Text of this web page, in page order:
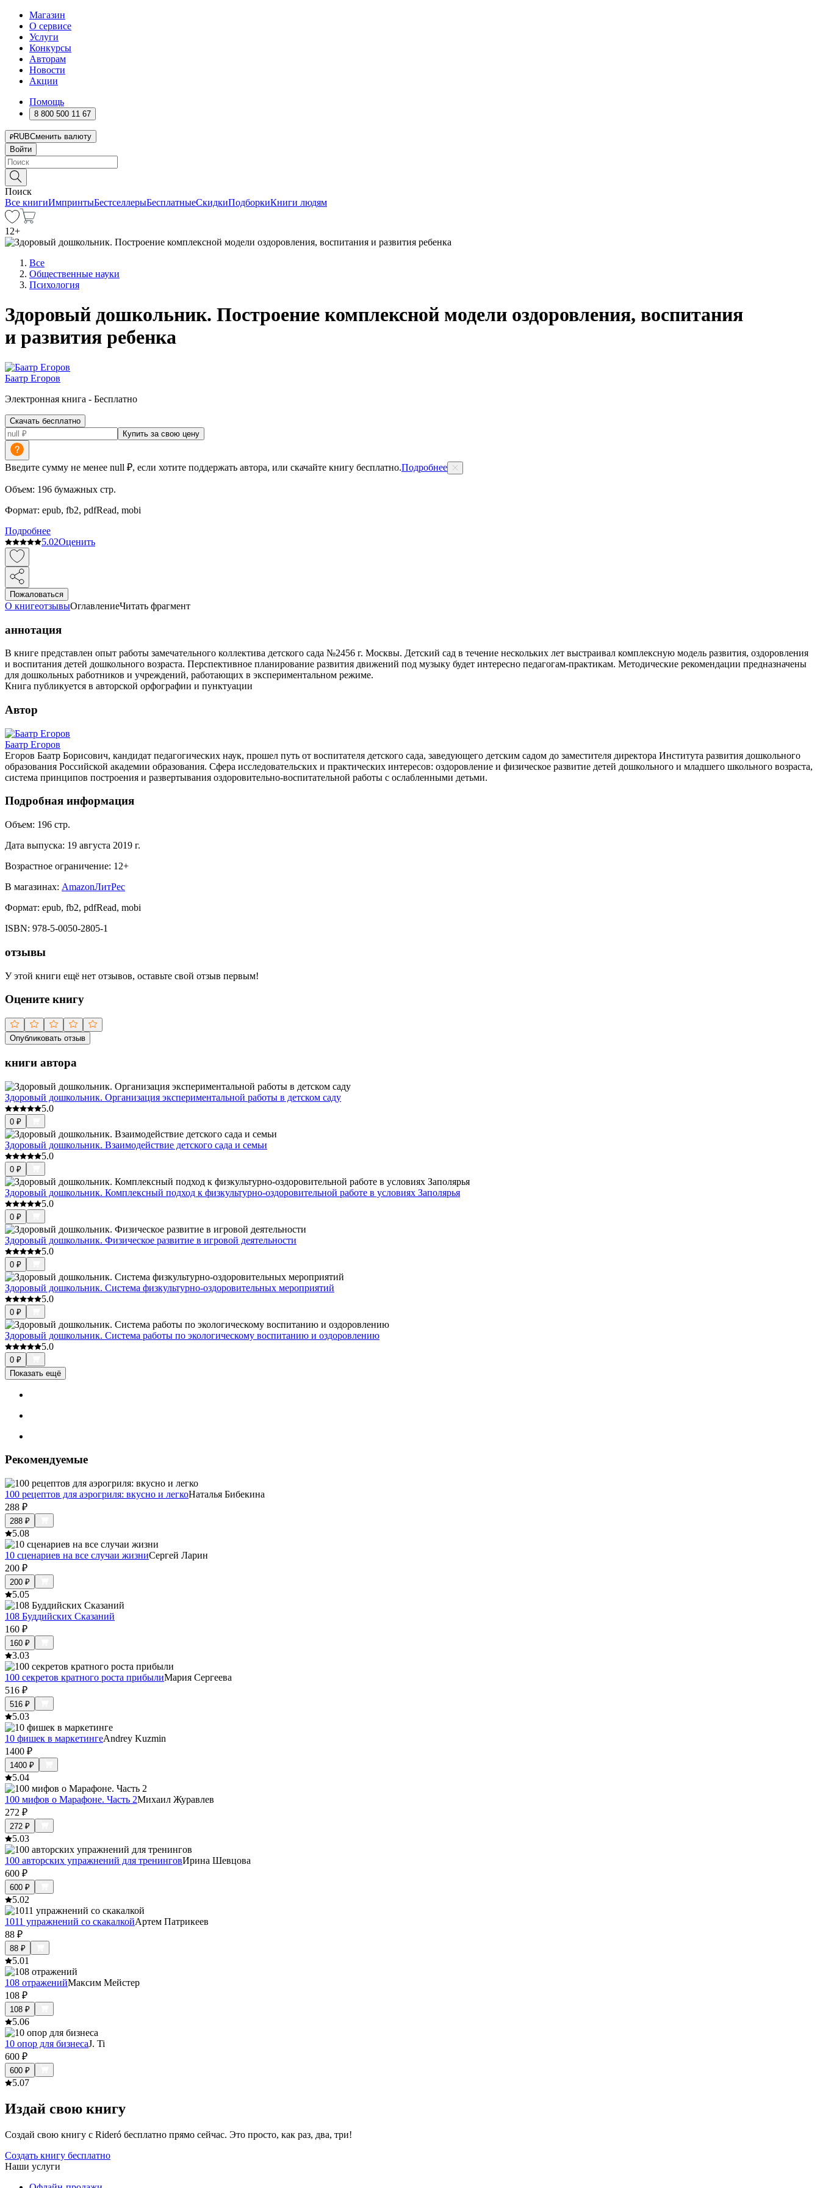
Магазин
О сервисе
Услуги
Конкурсы
Авторам
Новости
Акции
Помощь
8 800 500 11 67
RUBСменить валюту
Войти
Поиск
Все книгиИмпринтыБестселлерыБесплатныеСкидкиПодборкиКниги людям
12+
Все
Общественные науки
Психология
Здоровый дошкольник. Построение комплексной модели оздоровления, воспитания
и развития ребенка
Баатр Егоров
Электронная книга - Бесплатно
Скачать бесплатно
Купить за свою цену
Введите сумму не менее null ₽, если хотите поддержать автора, или скачайте книгу бесплатно.Подробнее
Объем: 196 бумажных стр.
Формат: epub, fb2, pdfRead, mobi
Подробнее
5.02Оценить
Пожаловаться
О книгеотзывыОглавлениеЧитать фрагмент
аннотация
В книге представлен опыт работы замечательного коллектива детского сада №2456 г. Москвы. Детский сад в течение нескольких лет выстраивал комплексную модель развития, оздоровления
и воспитания детей дошкольного возраста. Перспективное планирование развития движений под музыку будет интересно педагогам-практикам. Методические рекомендации предназначены
для дошкольных работников и учреждений, работающих в экспериментальном режиме.
Книга публикуется в авторской орфографии и пунктуации
Автор
Баатр Егоров
Егоров Баатр Борисович, кандидат педагогических наук, прошел путь от воспитателя детского сада, заведующего детским садом до заместителя директора Института развития дошкольного
образования Российской академии образования. Сфера исследовательских и практических интересов: оздоровление и физическое развитие детей дошкольного и младшего школьного возраста,
система принципов построения и развертывания оздоровительно-воспитательной работы с ослабленными детьми.
Подробная информация
Объем: 196 стр.
Дата выпуска: 19 августа 2019 г.
Возрастное ограничение: 12+
В магазинах: AmazonЛитРес
Формат: epub, fb2, pdfRead, mobi
ISBN: 978-5-0050-2805-1
отзывы
У этой книги ещё нет отзывов, оставьте свой отзыв первым!
Оцените книгу
Опубликовать отзыв
книги автора
Здоровый дошкольник. Организация экспериментальной работы в детском саду
5.0
0 ₽
Здоровый дошкольник. Взаимодействие детского сада и семьи
5.0
0 ₽
Здоровый дошкольник. Комплексный подход к физкультурно-оздоровительной работе в условиях Заполярья
5.0
0 ₽
Здоровый дошкольник. Физическое развитие в игровой деятельности
5.0
0 ₽
Здоровый дошкольник. Система физкультурно-оздоровительных мероприятий
5.0
0 ₽
Здоровый дошкольник. Система работы по экологическому воспитанию и оздоровлению
5.0
0 ₽
Показать ещё
Рекомендуемые
100 рецептов для аэрогриля: вкусно и легкоНаталья Бибекина
288 ₽
288 ₽
5.08
10 сценариев на все случаи жизниСергей Ларин
200 ₽
200 ₽
5.05
108 Буддийских Сказаний
160 ₽
160 ₽
3.03
100 секретов кратного роста прибылиМария Сергеева
516 ₽
516 ₽
5.03
10 фишек в маркетингеAndrey Kuzmin
1400 ₽
1400 ₽
5.04
100 мифов о Марафоне. Часть 2Михаил Журавлев
272 ₽
272 ₽
5.03
100 авторских упражнений для тренинговИрина Шевцова
600 ₽
600 ₽
5.02
1011 упражнений со скакалкойАртем Патрикеев
88 ₽
88 ₽
5.01
108 отраженийМаксим Мейстер
108 ₽
108 ₽
5.06
10 опор для бизнесаJ. Ti
600 ₽
600 ₽
5.07
Издай свою книгу
Создай свою книгу с Rideró бесплатно прямо сейчас. Это просто, как раз, два, три!
Создать книгу бесплатно
Наши услуги